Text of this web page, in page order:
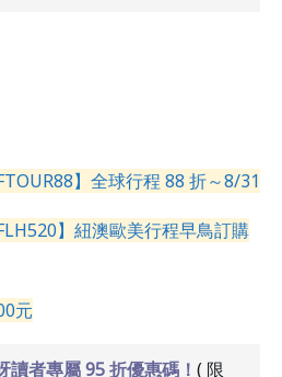
】全球行程 88 折～8/31
】紐澳歐美行程早鳥訂購
元
者專屬 95 折優惠碼！ ( 限